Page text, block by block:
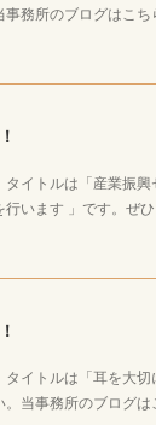
事務所のブログはこ
イトルは「産業振
行います 」です。ぜ
タイトルは「耳を大
。当事務所のブログ